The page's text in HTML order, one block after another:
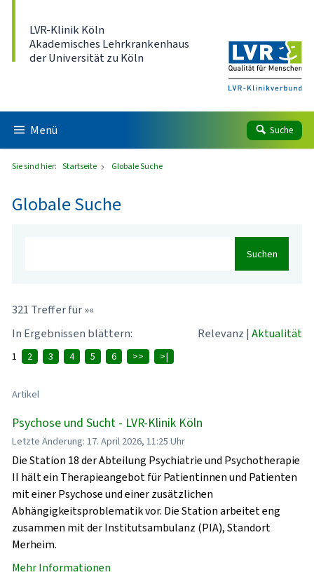
LVR-Klinik Köln
Akademisches Lehrkrankenhaus
der Universität zu Köln
Menü Suche
Sie sind hier: Startseite Globale Suche
Globale Suche
Suchen
321 Treffer für »«
In Ergebnissen blättern:
Relevanz | Aktualität
1 2 3 4 5 6 >> >|
Artikel
Psychose und Sucht - LVR-Klinik Köln
Letzte Änderung: 17. April 2026, 11:25 Uhr
Die Station 18 der Abteilung Psychiatrie und Psychotherapie
II hält ein Therapieangebot für Patientinnen und Patienten
mit einer Psychose und einer zusätzlichen
Abhängigkeitsproblematik vor. Die Station arbeitet eng
zusammen mit der Institutsambulanz (PIA), Standort
Merheim.
Mehr Informationen